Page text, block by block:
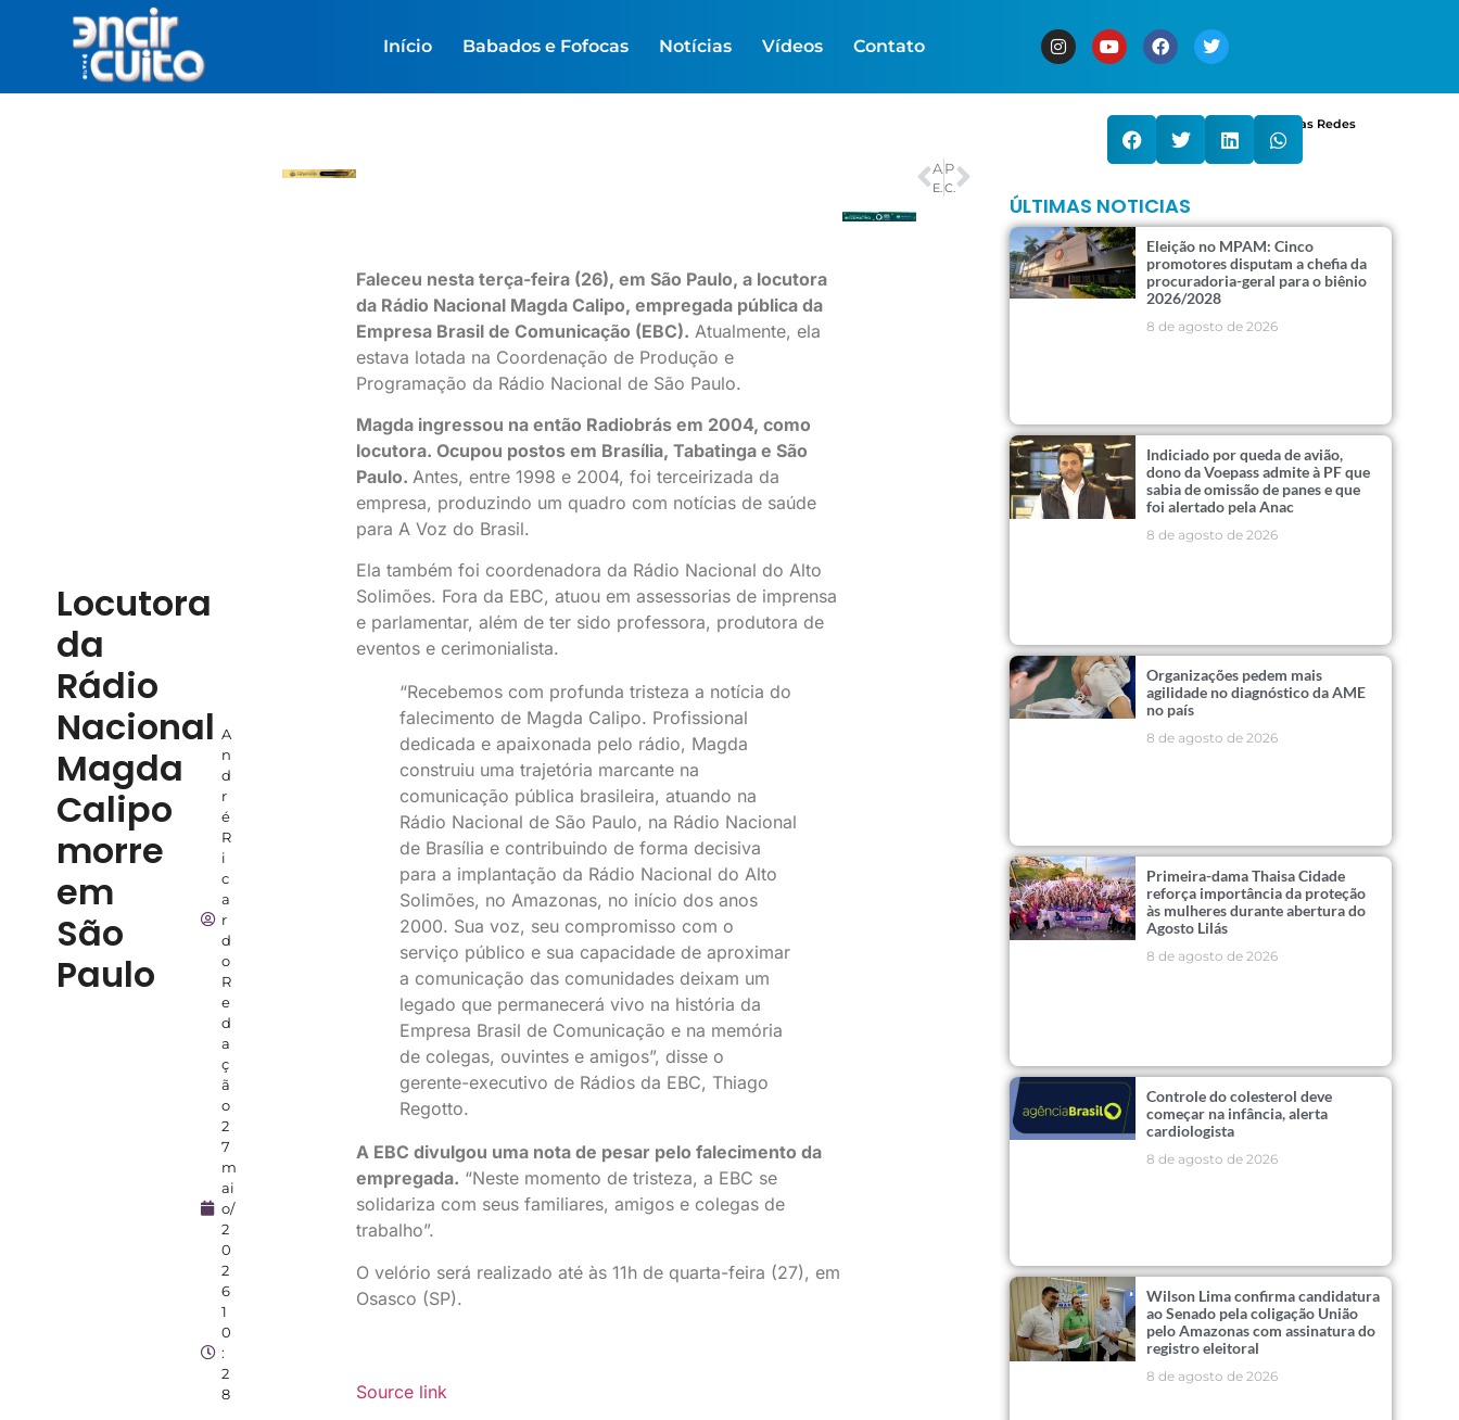
Início Babados e Fofocas Notícias Vídeos Contato
Locutora
da
Rádio
Nacional
Magda
Calipo
morre
em
São
Paulo
A
n
d
r
é
R
i
c
a
r
d
o
R
e
d
a
ç
ã
o
2
7
m
ai
o/
2
0
2
6
1
0
:
2
8
Faleceu nesta terça-feira (26), em São Paulo, a locutora
da Rádio Nacional Magda Calipo, empregada pública da
Empresa Brasil de Comunicação (EBC). Atualmente, ela
estava lotada na Coordenação de Produção e
Programação da Rádio Nacional de São Paulo.
Magda ingressou na então Radiobrás em 2004, como
locutora. Ocupou postos em Brasília, Tabatinga e São
Paulo. Antes, entre 1998 e 2004, foi terceirizada da
empresa, produzindo um quadro com notícias de saúde
para A Voz do Brasil.
Ela também foi coordenadora da Rádio Nacional do Alto
Solimões. Fora da EBC, atuou em assessorias de imprensa
e parlamentar, além de ter sido professora, produtora de
eventos e cerimonialista.
“Recebemos com profunda tristeza a notícia do
falecimento de Magda Calipo. Profissional
dedicada e apaixonada pelo rádio, Magda
construiu uma trajetória marcante na
comunicação pública brasileira, atuando na
Rádio Nacional de São Paulo, na Rádio Nacional
de Brasília e contribuindo de forma decisiva
para a implantação da Rádio Nacional do Alto
Solimões, no Amazonas, no início dos anos
2000. Sua voz, seu compromisso com o
serviço público e sua capacidade de aproximar
a comunicação das comunidades deixam um
legado que permanecerá vivo na história da
Empresa Brasil de Comunicação e na memória
de colegas, ouvintes e amigos”, disse o
gerente-executivo de Rádios da EBC, Thiago
Regotto.
A EBC divulgou uma nota de pesar pelo falecimento da
empregada. “Neste momento de tristeza, a EBC se
solidariza com seus familiares, amigos e colegas de
trabalho”.
O velório será realizado até às 11h de quarta-feira (27), em
Osasco (SP).
Source link
ANTERIOR
Estudo sinaliza que internet já está em clima de Copa do Mundo no país
PRÓXIMO
Cláudio Castro é alvo de buscas pela PF
Compartilhe nas Redes
ÚLTIMAS NOTICIAS
Eleição no MPAM: Cinco
promotores disputam a chefia da
procuradoria-geral para o biênio
2026/2028
8 de agosto de 2026
Indiciado por queda de avião,
dono da Voepass admite à PF que
sabia de omissão de panes e que
foi alertado pela Anac
8 de agosto de 2026
Organizações pedem mais
agilidade no diagnóstico da AME
no país
8 de agosto de 2026
Primeira-dama Thaisa Cidade
reforça importância da proteção
às mulheres durante abertura do
Agosto Lilás
8 de agosto de 2026
Controle do colesterol deve
começar na infância, alerta
cardiologista
8 de agosto de 2026
Wilson Lima confirma candidatura
ao Senado pela coligação União
pelo Amazonas com assinatura do
registro eleitoral
8 de agosto de 2026